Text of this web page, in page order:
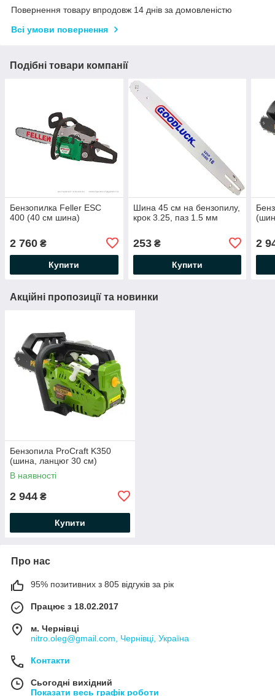
Повернення товару впродовж 14 днів за домовленістю
Всі умови повернення
Подібні товари компанії
Бензопилка Feller ESC
400 (40 см шина)
2 760 ₴
Купити
Шина 45 см на бензопилу,
крок 3.25, паз 1.5 мм
253₴
Купити
2
Акційні пропозиції та новинки
Бензопила ProCraft K350
(шина, ланцюг 30 см)
В наявності
2 944 ₴
Купити
Про нас
95% позитивних з 805 відгуків за рік
Працює з 18.02.2017
м. Чернівці
nitro.oleg@gmail.com, Чернівці, Україна
Контакти
Сьогодні вихідний
Показати весь графік роботи